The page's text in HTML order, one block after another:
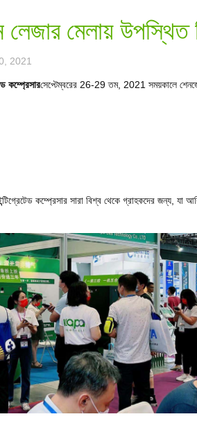
মেলায় উপস্থিত
2021
কম্প্রেসারসেপ্টেম্বরের 26-29 তম, 2021 সময়কালে শেনজেন
কম্প্রেসার সারা বিশ্ব থেকে গ্রাহকদের জন্য, যা